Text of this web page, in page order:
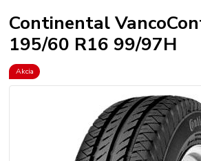
Continental
195/60 R16 99/97H
Akcia